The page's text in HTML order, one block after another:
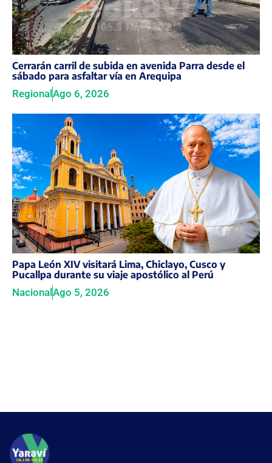
Cerrarán carril de subida en avenida Parra desde el
sábado para asfaltar vía en Arequipa
Regional Ago 6, 2026
Papa León XIV visitará Lima, Chiclayo, Cusco y
Pucallpa durante su viaje apostólico al Perú
NacionalAgo 5, 2026